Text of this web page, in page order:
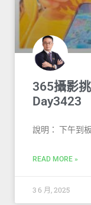
365攝影
Day3423
說明： 下午到
READ MORE »
3 6 月, 2025